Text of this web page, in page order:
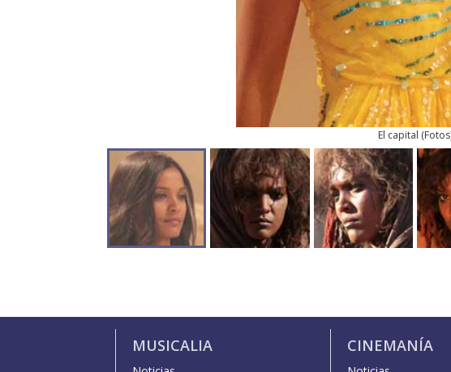
El capital (Fotos
MUSICALIA CINEMANÍA